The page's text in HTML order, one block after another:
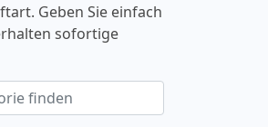
Geben Sie einfach
sofortige